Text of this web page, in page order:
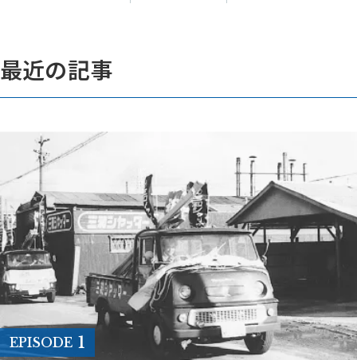
最近の記事
EPISODE 1